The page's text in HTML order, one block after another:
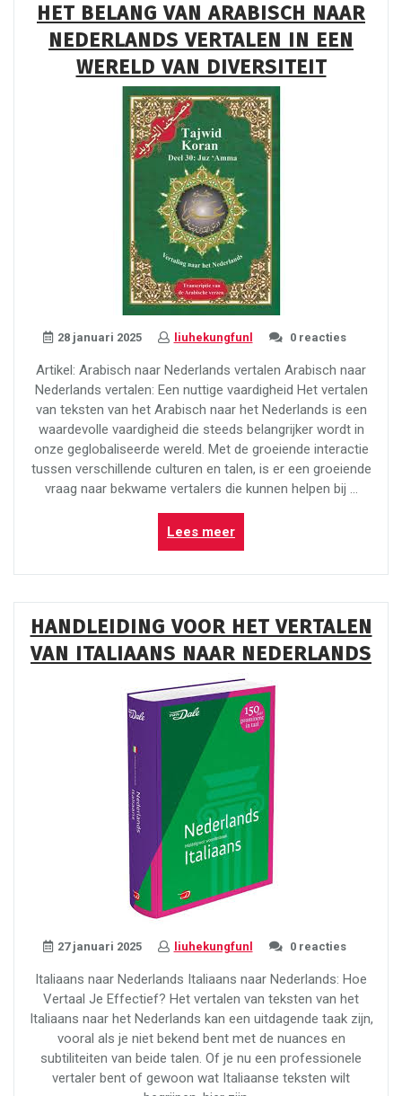
Italiaans
en
Nederlands”
HET BELANG VAN ARABISCH NAAR
NEDERLANDS VERTALEN IN EEN
WERELD VAN DIVERSITEIT
28 januari 2025 liuhekungfunl 0 reacties
Artikel: Arabisch naar Nederlands vertalen Arabisch naar
Nederlands vertalen: Een nuttige vaardigheid Het vertalen
van teksten van het Arabisch naar het Nederlands is een
waardevolle vaardigheid die steeds belangrijker wordt in
onze geglobaliseerde wereld. Met de groeiende interactie
tussen verschillende culturen en talen, is er een groeiende
vraag naar bekwame vertalers die kunnen helpen bij …
Lees meer“Het
Belang
van
Nederlands
Vertalen
een
Wereld
van
Diversiteit”
HANDLEIDING VOOR HET VERTALEN
VAN ITALIAANS NAAR NEDERLANDS
27 januari 2025 liuhekungfunl 0 reacties
Italiaans naar Nederlands Italiaans naar Nederlands: Hoe
Vertaal Je Effectief? Het vertalen van teksten van het
Italiaans naar het Nederlands kan een uitdagende taak zijn,
vooral als je niet bekend bent met de nuances en
subtiliteiten van beide talen. Of je nu een professionele
vertaler bent of gewoon wat Italiaanse teksten wilt